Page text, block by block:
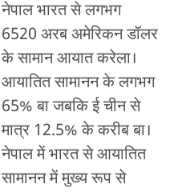
नेपाल भारत से लगभग
6520 अरब अमेरिकन डॉलर
के सामान आयात करेला।
आयातित सामानन के लगभग
65% बा जबकि ई चीन से
मात्र 12.5% के करीब बा।
नेपाल में भारत से आयातित
सामानन में मुख्य रूप से